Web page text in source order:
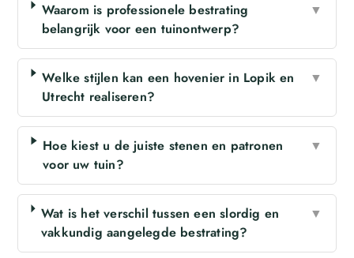
Waarom is professionele bestrating
belangrijk voor een tuinontwerp?
▼
Welke stijlen kan een hovenier in Lopik en
Utrecht realiseren?
▼
Hoe kiest u de juiste stenen en patronen
voor uw tuin?
▼
Wat is het verschil tussen een slordig en
vakkundig aangelegde bestrating?
▼